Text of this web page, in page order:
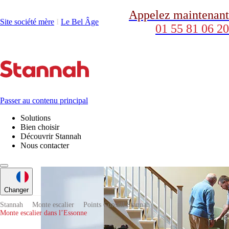
Site société mère Ι Le Bel Âge
Appelez maintenant
01 55 81 06 20
Passer au contenu principal
Solutions
Bien choisir
Découvrir Stannah
Nous contacter
Plate-formes
élévatrices
Changer
Stannah
Monte escalier
Points Conseil Stannah
Monte escalier dans l’Essonne